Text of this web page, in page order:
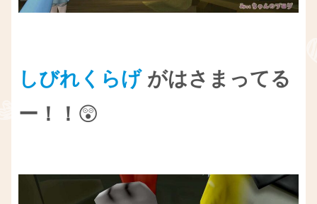
しびれくらげがはさまってる
ー！！ 😲